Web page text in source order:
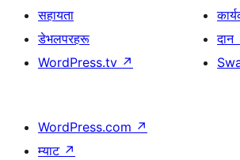
सहायता
डेभलपरहरू
WordPress.tv ↗
दान
WordPress.com ↗
म्याट ↗